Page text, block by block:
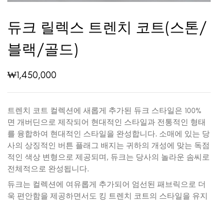
듀크 릴렉스 트렌치 코트(스톤/
블랙/골드)
₩1,450,000
트렌치 코트 컬렉션에 새롭게 추가된 듀크 스타일은 100%
면 개버딘으로 제작되어 현대적인 스타일과 전통적인 형태
를 융합하여 현대적인 스타일을 완성합니다. 소매에 있는 당
사의 상징적인 버튼 플래그 배지는 귀하의 개성에 맞는 독점
적인 색상 변형으로 제공되며, 듀크는 당사의 놀라운 솜씨로
전체적으로 완성됩니다.
듀크는 컬렉션에 여유롭게 추가되어 엄선된 패브릭으로 더
욱 편안함을 제공하면서도 킹 트렌치 코트의 스타일을 유지